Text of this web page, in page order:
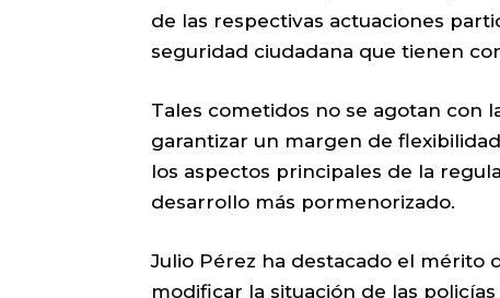
de las respectivas actuaciones
seguridad ciudadana que tienen
Tales cometidos no se agotan con
garantizar un margen de
los aspectos principales de la
desarrollo más pormenorizado.
Julio Pérez ha destacado el mérito
modificar la situación de las